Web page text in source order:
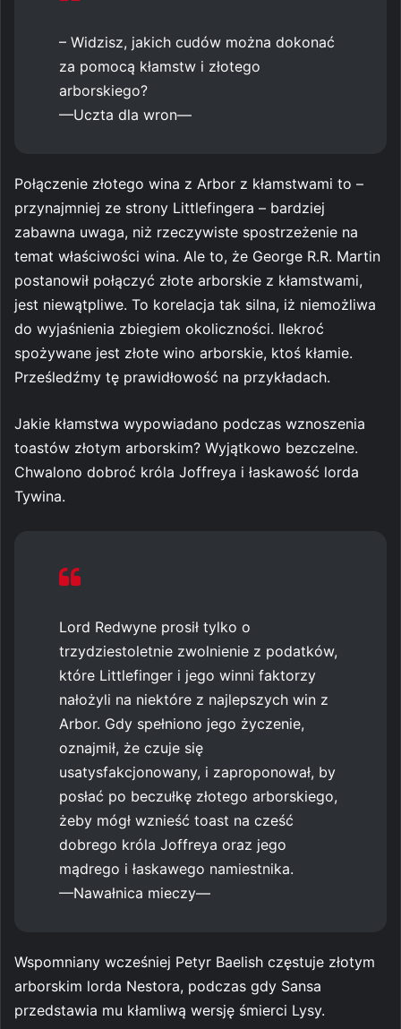
– Widzisz, jakich cudów można dokonać
za pomocą kłamstw i złotego
arborskiego?
—Uczta dla wron—
Połączenie złotego wina z Arbor z kłamstwami to –
przynajmniej ze strony Littlefingera – bardziej
zabawna uwaga, niż rzeczywiste spostrzeżenie na
temat właściwości wina. Ale to, że George R.R. Martin
postanowił połączyć złote arborskie z kłamstwami,
jest niewątpliwe. To korelacja tak silna, iż niemożliwa
do wyjaśnienia zbiegiem okoliczności. Ilekroć
spożywane jest złote wino arborskie, ktoś kłamie.
Prześledźmy tę prawidłowość na przykładach.
Jakie kłamstwa wypowiadano podczas wznoszenia
toastów złotym arborskim? Wyjątkowo bezczelne.
Chwalono dobroć króla Joffreya i łaskawość lorda
Tywina.
Lord Redwyne prosił tylko o
trzydziestoletnie zwolnienie z podatków,
które Littlefinger i jego winni faktorzy
nałożyli na niektóre z najlepszych win z
Arbor. Gdy spełniono jego życzenie,
oznajmił, że czuje się
usatysfakcjonowany, i zaproponował, by
posłać po beczułkę złotego arborskiego,
żeby mógł wznieść toast na cześć
dobrego króla Joffreya oraz jego
mądrego i łaskawego namiestnika.
—Nawałnica mieczy—
Wspomniany wcześniej Petyr Baelish częstuje złotym
arborskim lorda Nestora, podczas gdy Sansa
przedstawia mu kłamliwą wersję śmierci Lysy.